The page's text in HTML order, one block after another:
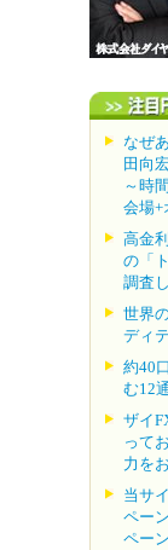
なぜ
田向
～時
会場+
高金
の「
調査
世界
ディ
約40
む12
ザイ
って
力を
当サ
ペー
ペー